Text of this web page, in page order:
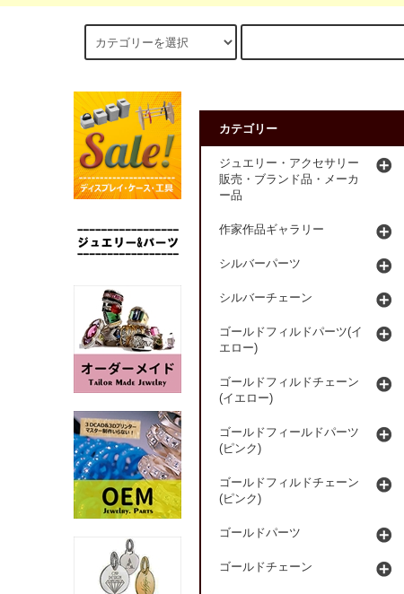
カテゴリー
ジュエリー・アクセサリー
販売・ブランド品・メーカ
ー品
作家作品ギャラリー
シルバーパーツ
シルバーチェーン
ゴールドフィルドパーツ(イ
エロー)
ゴールドフィルドチェーン
(イエロー)
ゴールドフィールドパーツ
(ピンク)
ゴールドフィルドチェーン
(ピンク)
ゴールドパーツ
ゴールドチェーン